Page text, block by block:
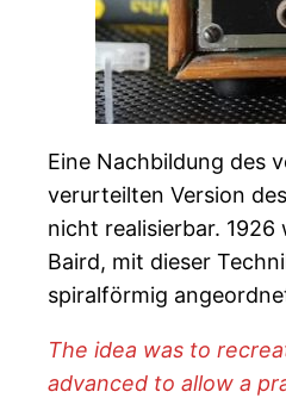
Eine Nachbildung des
verurteilten Version
nicht realisierbar.
Baird, mit dieser
spiralförmig
The idea was to
advanced to allow a